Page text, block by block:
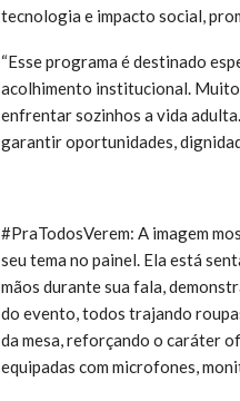
tecnologia e impacto social,
“Esse programa é destinado
acolhimento institucional.
enfrentar sozinhos a vida
garantir oportunidades,
#PraTodosVerem: A imagem
seu tema no painel. Ela está
mãos durante sua fala,
do evento, todos trajando
da mesa, reforçando o caráter
equipadas com microfones,